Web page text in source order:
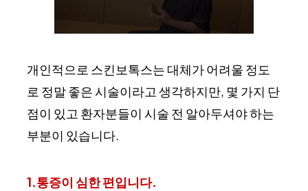
개인적으로 스킨보톡스는 대체가 어려울 정도
로 정말 좋은 시술이라고 생각하지만, 몇 가지 단
점이 있고 환자분들이 시술 전 알아두셔야 하는
부분이 있습니다.
1.통증이 심한 편입니다.